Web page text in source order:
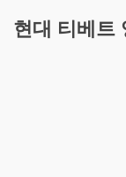
현대 티베트